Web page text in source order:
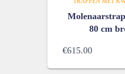
80 cm
€615.00